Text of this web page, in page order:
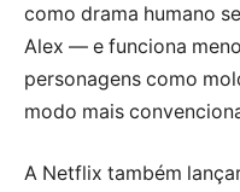
como drama humano
Alex — e funciona
personagens como
modo mais
A Netflix também